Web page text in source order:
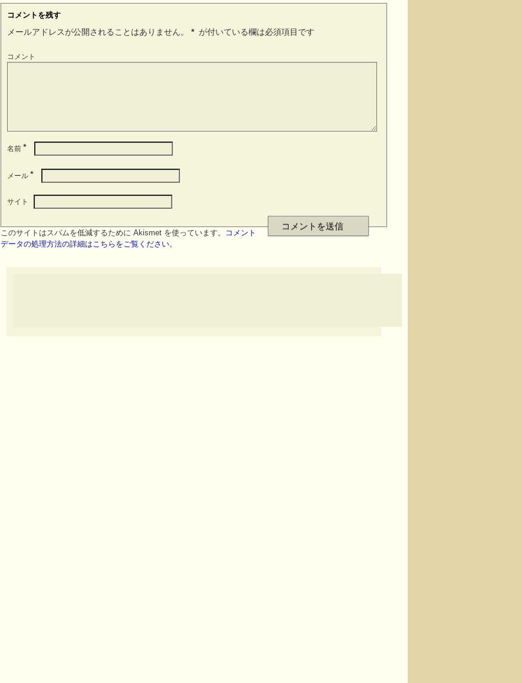
コメントを残す
メールアドレスが公開されることはありません。 * が付いている欄は必須項目です
コメント
名前*
メール*
サイト
このサイトはスパムを低減するために Akismet を使っています。
コメント
データの処理方法の詳細はこちらをご覧ください。